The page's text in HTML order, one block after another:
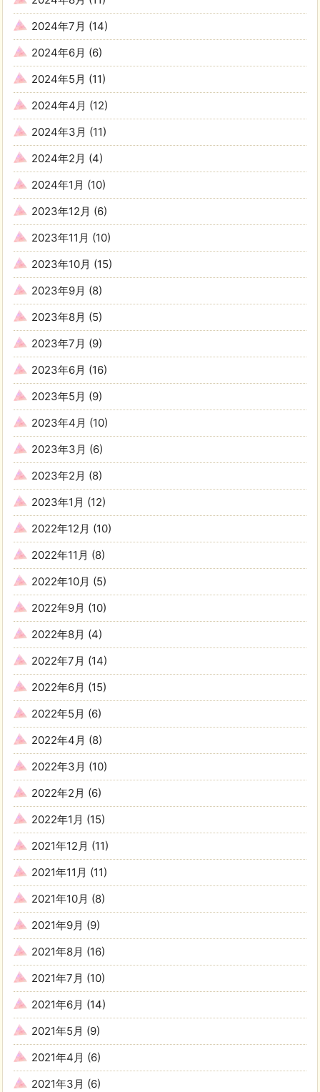
2024年7月 (14)
2024年6月 (6)
2024年5月 (11)
2024年4月 (12)
2024年3月 (11)
2024年2月 (4)
2024年1月 (10)
2023年12月 (6)
2023年11月 (10)
2023年10月 (15)
2023年9月 (8)
2023年8月 (5)
2023年7月 (9)
2023年6月 (16)
2023年5月 (9)
2023年4月 (10)
2023年3月 (6)
2023年2月 (8)
2023年1月 (12)
2022年12月 (10)
2022年11月 (8)
2022年10月 (5)
2022年9月 (10)
2022年8月 (4)
2022年7月 (14)
2022年6月 (15)
2022年5月 (6)
2022年4月 (8)
2022年3月 (10)
2022年2月 (6)
2022年1月 (15)
2021年12月 (11)
2021年11月 (11)
2021年10月 (8)
2021年9月 (9)
2021年8月 (16)
2021年7月 (10)
2021年6月 (14)
2021年5月 (9)
2021年4月 (6)
2021年3月 (6)